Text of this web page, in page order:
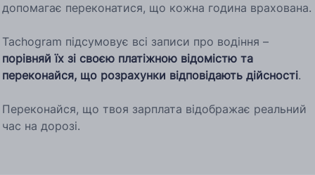
допомагає переконатися, що кожна година врахована.
Tachogram підсумовує всі записи про водіння –
порівняй їх зі своєю платіжною відомістю та
переконайся, що розрахунки відповідають дійсності.
Переконайся, що твоя зарплата відображає реальний
час на дорозі.